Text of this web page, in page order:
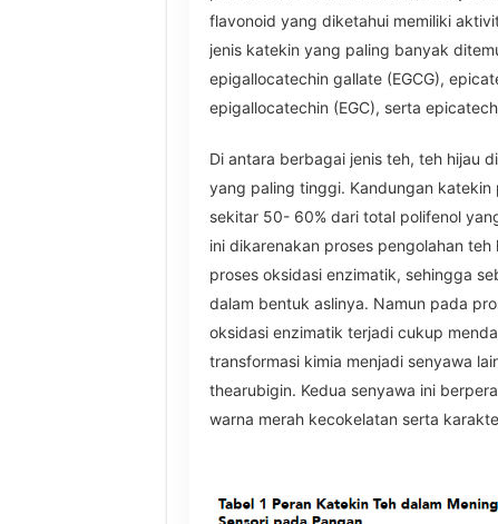
flavonoid yang diketahui memiliki
jenis katekin yang paling banyak
epigallocatechin gallate (EGCG),
epigallocatechin (EGC), serta
Di antara berbagai jenis teh, teh hijau
yang paling tinggi. Kandungan
sekitar 50- 60% dari total polifenol
ini dikarenakan proses pengolahan
proses oksidasi enzimatik, sehingga
dalam bentuk aslinya. Namun pada
oksidasi enzimatik terjadi cukup
transformasi kimia menjadi senyawa
thearubigin. Kedua senyawa ini
warna merah kecokelatan serta